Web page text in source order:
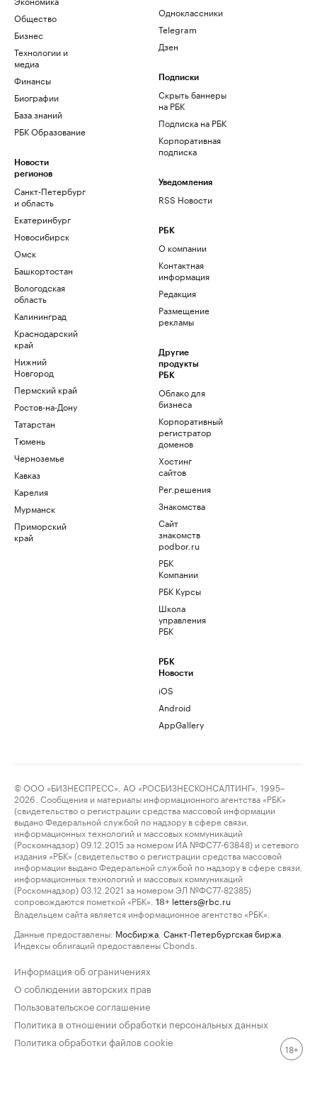
Общество
Бизнес
Технологии и
медиа
Финансы
Биографии
База знаний
РБК Образование
Новости
регионов
Санкт-Петербург
и область
Екатеринбург
Новосибирск
Омск
Башкортостан
Вологодская
область
Калининград
Краснодарский
край
Нижний
Новгород
Пермский край
Ростов-на-Дону
Татарстан
Тюмень
Черноземье
Кавказ
Карелия
Мурманск
Приморский
край
Одноклассники
Telegram
Дзен
Подписки
Скрыть баннеры
на РБК
Подписка на РБК
Корпоративная
подписка
Уведомления
RSS Новости
РБК
О компании
Контактная
информация
Редакция
Размещение
рекламы
Другие
продукты
РБК
Облако для
бизнеса
Корпоративный
регистратор
доменов
Хостинг
сайтов
Рег.решения
Знакомства
Сайт
знакомств
podbor.ru
РБК
Компании
РБК Курсы
Школа
управления
РБК
РБК
Новости
iOS
Android
AppGallery
© ООО «БИЗНЕСПРЕСС», АО «РОСБИЗНЕСКОНСАЛТИНГ», 1995–
2026. Сообщения и материалы информационного агентства «РБК»
(свидетельство о регистрации средства массовой информации
выдано Федеральной службой по надзору в сфере связи,
информационных технологий и массовых коммуникаций
(Роскомнадзор) 09.12.2015 за номером ИА №ФС77-63848) и сетевого
издания «РБК» (свидетельство о регистрации средства массовой
информации выдано Федеральной службой по надзору в сфере связи,
информационных технологий и массовых коммуникаций
(Роскомнадзор) 03.12.2021 за номером ЭЛ №ФС77-82385)
сопровождаются пометкой «РБК».
18+ letters@rbc.ru
Владельцем сайта является информационное агентство «РБК».
Данные предоставлены: Мосбиржа Санкт-Петербургская биржа
Индексы облигаций предоставлены Cbonds.
Информация об ограничениях
О соблюдении авторских прав
Пользовательское соглашение
Политика в отношении обработки персональных данных
Политика обработки файлов cookie
18+